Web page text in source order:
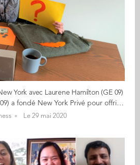
York avec Laurene Hamilton (GE 09)
Laurène Hamilton (GE 09) a fondé New York Privé pour offrir des expériences personnalisées et visites guidées conviviales pour découvrir NYC de l'intérieur. Le format "en privé" permet de montrer la ville comme un ami le ferait mais avec l’expertise de la ville en plus. Pour rebondir face à la crise, Laurène a créé une expérience en ligne, la Capsule CNEWYORK. "Entre théatre, jeu de piste et histoire, ce cocktail détonnant surprend!" dit-elle. Le concept ? Découvrir New York et voyager dans le temps. Alors qu'il est impossible de partir à New York en raison de l'épidémie de coronavirus, la ville de New York vient à domicile ! Cette visite virtuelle multimédia plonge les visiteurs dans le New York de la fin du 19ème siècle, à la rencontre d'Annie Moore, la première immigrante qui a débarqué à Ellis Island en 1892. Laurène, guide française certifiée installée à New York interprète ce personnage historique. "C'est une nouvelle façon de poursuivre mon activité de guide." Comment se déroule cette visite virtuelle inédite ? Laurène vous donne rendez-vous via votre ordinateur ou votre tablette pour une expérience inédite à mi-chemin entre le jeu de piste et la pièce de théâtre. La visite dure une heure et fourmille d'anecdotes sur la statue de la Liberté et Ellis Island, la porte d'entrée du rêve américain. La visite se veut également ludique : Annie Moore met ses visiteurs à contribution en leur posant des énigmes. Un exemple : quel est le point commun entre Annie Moore et l'ancien Président Barack Obama ? Pour en savoir plus: sur la Capsule CNEWYORK pour contacter Laurène
Le 29 mai 2020